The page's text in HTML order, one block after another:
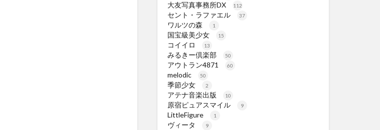
大友写真事務所DX 112
セント・ラファエル 37
ワルツの森 1
国宝級美少女 15
コイイロ 13
みるきー倶楽部 50
アウトラン4871 60
melodic 50
季節少女 2
アテナ音楽出版 10
原宿ピュアスマイル 9
LittleFigure 1
ヴィータ 9